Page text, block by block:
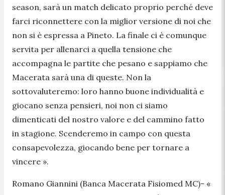
season, sarà un match delicato proprio perché deve
farci riconnettere con la miglior versione di noi che
non si è espressa a Pineto. La finale ci è comunque
servita per allenarci a quella tensione che
accompagna le partite che pesano e sappiamo che
Macerata sarà una di queste. Non la
sottovaluteremo: loro hanno buone individualità e
giocano senza pensieri, noi non ci siamo
dimenticati del nostro valore e del cammino fatto
in stagione. Scenderemo in campo con questa
consapevolezza, giocando bene per tornare a
vincere ».
Romano Giannini (Banca Macerata Fisiomed MC)- «